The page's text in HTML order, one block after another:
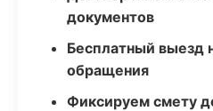
документов
Бесплатный выезд
обращения
Фиксируем смету